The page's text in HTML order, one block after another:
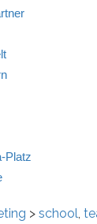
Platz
> school,